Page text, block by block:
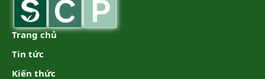
Trang chủ
Tin tức
Kiến thức